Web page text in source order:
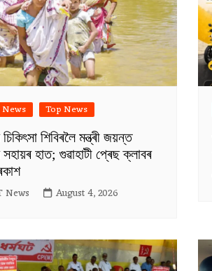
News Top News
শিবিৰলৈ মন্ত্ৰী জয়ন্ত
হাত; গুৱাহাটী প্ৰেছ ক্লাবৰ
News August 4, 2026